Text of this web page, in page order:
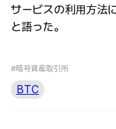
サービスの利用方法
と語った。
#暗号資産取引所
BTC